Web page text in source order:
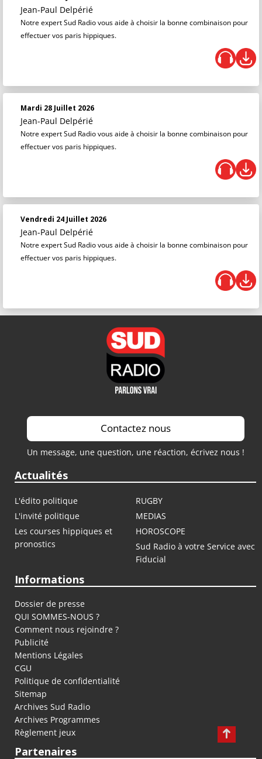
Jean-Paul Delpérié
Notre expert Sud Radio vous aide à choisir la bonne combinaison pour
effectuer vos paris hippiques.
Mardi 28 Juillet 2026
Jean-Paul Delpérié
Notre expert Sud Radio vous aide à choisir la bonne combinaison pour
effectuer vos paris hippiques.
Vendredi 24 Juillet 2026
Jean-Paul Delpérié
Notre expert Sud Radio vous aide à choisir la bonne combinaison pour
effectuer vos paris hippiques.
Contactez nous
Un message, une question, une réaction, écrivez nous !
Actualités
L'édito politique
RUGBY
L'invité politique
MEDIAS
Les courses hippiques et
pronostics
HOROSCOPE
Sud Radio à votre Service avec
Fiducial
Informations
Dossier de presse
QUI SOMMES-NOUS ?
Comment nous rejoindre ?
Publicité
Mentions Légales
CGU
Politique de confidentialité
Sitemap
Archives Sud Radio
Archives Programmes
Règlement jeux
Partenaires